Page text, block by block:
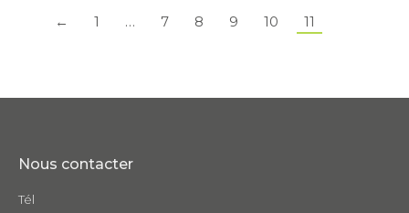
← 1 … 7 8 9 10 11
Nous contacter
Tél